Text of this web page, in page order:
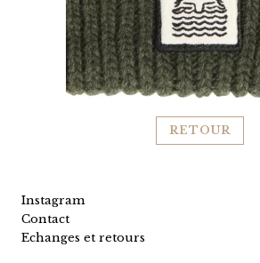
RETOUR
Instagram
Contact
Echanges et retours